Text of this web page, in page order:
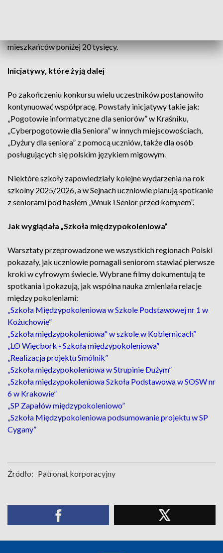
mieszkańców poniżej 20 tysięcy.
Inicjatywy, które żyją dalej
Po zakończeniu konkursu wielu uczestników postanowiło
kontynuować współpracę. Powstały inicjatywy takie jak:
„Pogotowie informatyczne dla seniorów” w Kraśniku,
„Cyberpogotowie dla Seniora” w innych miejscowościach,
„Dyżury dla seniora” z pomocą uczniów, także dla osób
posługujących się polskim językiem migowym.
Niektóre szkoły zapowiedziały kolejne wydarzenia na rok
szkolny 2025/2026, a w Sejnach uczniowie planują spotkanie
z seniorami pod hasłem „Wnuk i Senior przed kompem”.
Jak wyglądała „Szkoła międzypokoleniowa”
Warsztaty przeprowadzone we wszystkich regionach Polski
pokazały, jak uczniowie pomagali seniorom stawiać pierwsze
kroki w cyfrowym świecie. Wybrane filmy dokumentują te
spotkania i pokazują, jak wspólna nauka zmieniała relacje
między pokoleniami:
„Szkoła Międzypokoleniowa w Szkole Podstawowej nr 1 w
Kożuchowie”
„Szkoła międzypokoleniowa" w szkole w Kobiernicach”
„LO Więcbork - Szkoła międzypokoleniowa”
„Realizacja projektu Smólnik”
„Szkoła międzypokoleniowa w Strupinie Dużym”
„Szkoła międzypokoleniowa Szkoła Podstawowa w SOSW nr
6 w Krakowie”
„SP Zapałów międzypokoleniowo”
„Szkoła Międzypokoleniowa podsumowanie projektu w SP
Cygany”
Źródło: Patronat korporacyjny